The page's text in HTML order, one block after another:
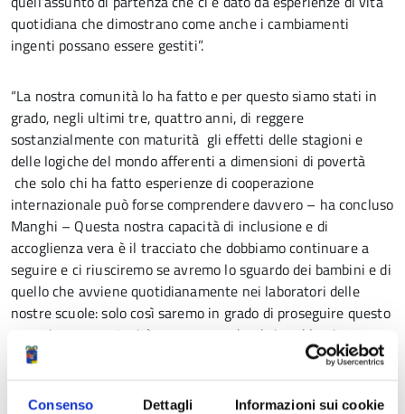
Consenso Dettagli Informazioni sui cookie
quotidiana che dimostrano come anche i cambiamenti
ingenti possano essere gestiti”.
“La nostra comunità lo ha fatto e per questo siamo stati in
grado, negli ultimi tre, quattro anni, di reggere
sostanzialmente con maturità gli effetti delle stagioni e
delle logiche del mondo afferenti a dimensioni di povertà
che solo chi ha fatto esperienze di cooperazione
internazionale può forse comprendere davvero – ha concluso
Manghi – Questa nostra capacità di inclusione e di
accoglienza vera è il tracciato che dobbiamo continuare a
seguire e ci riusciremo se avremo lo sguardo dei bambini e di
quello che avviene quotidianamente nei laboratori delle
nostre scuole: solo così saremo in grado di proseguire questo
cammino con maturità, non nascondendo i problemi, ma
affrontandoli, restituendo quella positività che la pluralità
culturalmente ci offre e che fa divenire davvero una
ricchezza lo stare insieme da parte di persone che